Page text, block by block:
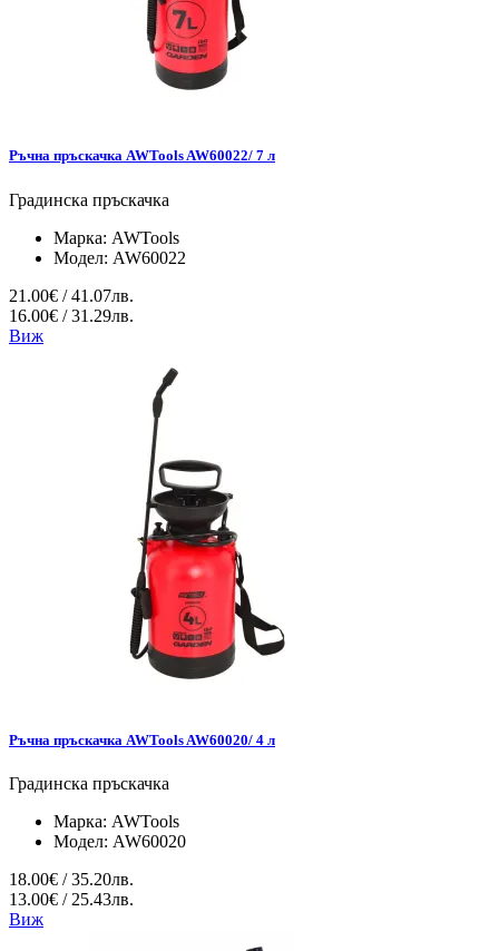
Ръчна пръскачка AWTools AW60022/ 7 л
Градинска пръскачка
Марка: AWTools
Модел: AW60022
21.00€ / 41.07лв.
16.00€ / 31.29лв.
Виж
Ръчна пръскачка AWTools AW60020/ 4 л
Градинска пръскачка
Марка: AWTools
Модел: AW60020
18.00€ / 35.20лв.
13.00€ / 25.43лв.
Виж